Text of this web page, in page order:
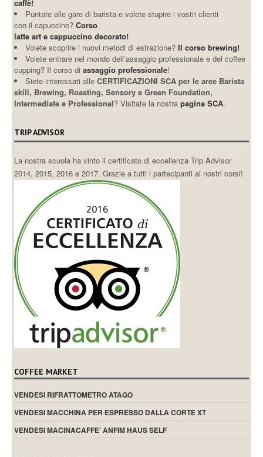
caffè!
Puntate alle gare di barista e volete stupire i vostri clienti
con il capuccino?Corso
latte art e cappuccino decorato!
Volete scoprire i nuovi metodi di estrazione?Il corso brewing!
Volete entrare nel mondo dell’assaggio professionale e del coffee
cupping? Il corso diassaggio professionale!
Siete interessati alleCERTIFICAZIONI SCA per le aree Barista
skill, Brewing, Roasting, Sensory e Green Foundation,
Intermediate e Professional? Visitate la nostrapagina SCA.
TRIP ADVISOR
La nostra scuola ha vinto il certificato di eccellenza Trip Advisor
2014, 2015, 2016 e 2017. Grazie a tutti i partecipanti ai nostri corsi!
COFFEE MARKET
VENDESI RIFRATTOMETRO ATAGO
VENDESI MACCHINA PER ESPRESSO DALLA CORTE XT
VENDESI MACINACAFFE’ ANFIM HAUS SELF